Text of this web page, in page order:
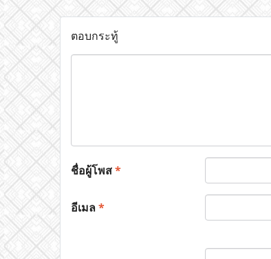
ตอบกระทู้
ชื่อผู้โพส*
อีเมล*